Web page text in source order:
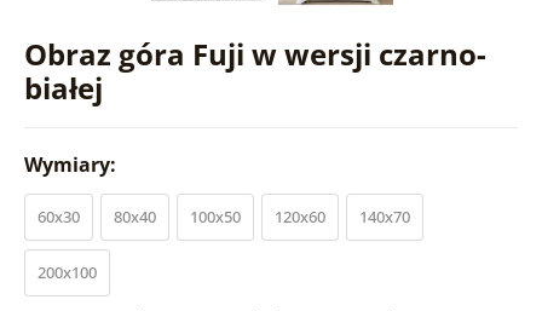
Obraz góra Fuji w wersji czarno-
białej
Wymiary:
60x30 80x40 100x50 120x60 140x70
200x100